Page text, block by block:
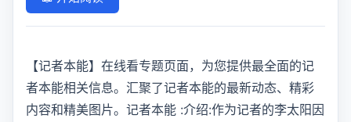
【记者本能】在线看专题页面，为您提供最全面的记
者本能相关信息。汇聚了记者本能的最新动态、精彩
内容和精美图片。记者本能 :介绍:作为记者的李太阳因